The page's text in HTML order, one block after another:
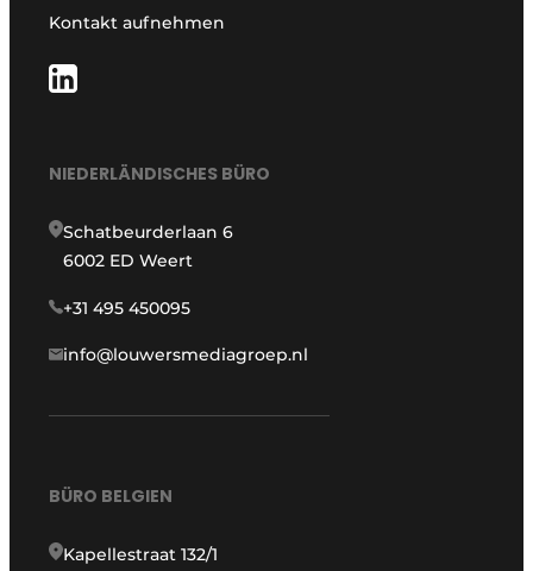
Kontakt aufnehmen
NIEDERLÄNDISCHES BÜRO
Schatbeurderlaan 6
6002 ED Weert
+31 495 450095
info@louwersmediagroep.nl
BÜRO BELGIEN
Kapellestraat 132/1